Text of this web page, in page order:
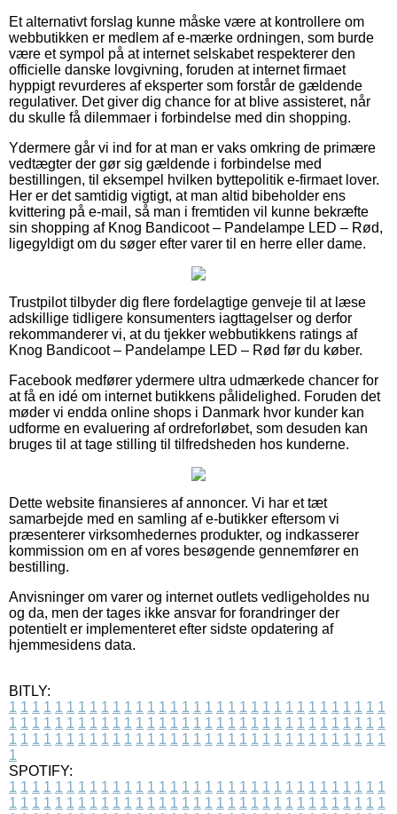
Et alternativt forslag kunne måske være at kontrollere om
webbutikken er medlem af e-mærke ordningen, som burde
være et sympol på at internet selskabet respekterer den
officielle danske lovgivning, foruden at internet firmaet
hyppigt revurderes af eksperter som forstår de gældende
regulativer. Det giver dig chance for at blive assisteret, når
du skulle få dilemmaer i forbindelse med din shopping.
Ydermere går vi ind for at man er vaks omkring de primære
vedtægter der gør sig gældende i forbindelse med
bestillingen, til eksempel hvilken byttepolitik e-firmaet lover.
Her er det samtidig vigtigt, at man altid bibeholder ens
kvittering på e-mail, så man i fremtiden vil kunne bekræfte
sin shopping af Knog Bandicoot – Pandelampe LED – Rød,
ligegyldigt om du søger efter varer til en herre eller dame.
Trustpilot tilbyder dig flere fordelagtige genveje til at læse
adskillige tidligere konsumenters iagttagelser og derfor
rekommanderer vi, at du tjekker webbutikkens ratings af
Knog Bandicoot – Pandelampe LED – Rød før du køber.
Facebook medfører ydermere ultra udmærkede chancer for
at få en idé om internet butikkens pålidelighed. Foruden det
møder vi endda online shops i Danmark hvor kunder kan
udforme en evaluering af ordreforløbet, som desuden kan
bruges til at tage stilling til tilfredsheden hos kunderne.
Dette website finansieres af annoncer. Vi har et tæt
samarbejde med en samling af e-butikker eftersom vi
præsenterer virksomhedernes produkter, og indkasserer
kommission om en af vores besøgende gennemfører en
bestilling.
Anvisninger om varer og internet outlets vedligeholdes nu
og da, men der tages ikke ansvar for forandringer der
potentielt er implementeret efter sidste opdatering af
hjemmesidens data.
BITLY:
1 1 1 1 1 1 1 1 1 1 1 1 1 1 1 1 1 1 1 1 1 1 1 1 1 1 1 1 1 1 1 1 1
1 1 1 1 1 1 1 1 1 1 1 1 1 1 1 1 1 1 1 1 1 1 1 1 1 1 1 1 1 1 1 1 1
1 1 1 1 1 1 1 1 1 1 1 1 1 1 1 1 1 1 1 1 1 1 1 1 1 1 1 1 1 1 1 1 1
1
SPOTIFY:
1 1 1 1 1 1 1 1 1 1 1 1 1 1 1 1 1 1 1 1 1 1 1 1 1 1 1 1 1 1 1 1 1
1 1 1 1 1 1 1 1 1 1 1 1 1 1 1 1 1 1 1 1 1 1 1 1 1 1 1 1 1 1 1 1 1